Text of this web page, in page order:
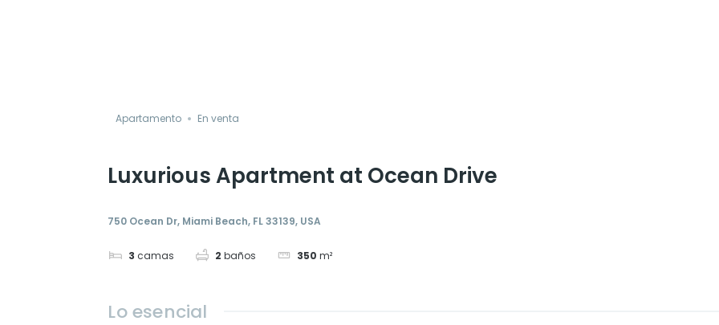
Apartamento En venta
Luxurious Apartment at Ocean Drive
750 Ocean Dr, Miami Beach, FL 33139, USA
3 camas 2 baños 350 m²
Lo esencial